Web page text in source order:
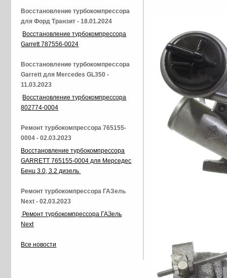
Восстановление турбокомпрессора
для Форд Транзит - 18.01.2024
Восстановление турбокомпрессора
Garrett 787556-0024
Восстановление турбокомпрессора
Garrett для Mercedes GL350 -
11.03.2023
Восстановление турбокомпрессора
802774-0004
Ремонт турбокомпрессора 765155-
0004 - 02.03.2023
Восстановление турбокомпрессора
GARRETT 765155-0004 для Мерседес
Бенц 3.0, 3.2 дизель
Ремонт турбокомпрессора ГАЗель
Next - 02.03.2023
Ремонт турбокомпрессора ГАЗель
Next
Все новости